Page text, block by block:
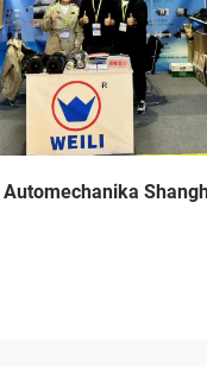
Automechanika